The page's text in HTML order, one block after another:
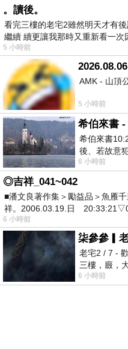
。讀後。
看完三樓的老宅2雖然明天才有
繼續 續更讓我那時又重新看一
有
5 小時前
2026.08.06
AMK - 山頂
5 小時前
希伯來書
希伯來書
後、若故意
有戰懼等候
6 小時前
◎吉祥_041~042
■潘文良著作集＞勵益品＞魚雁
祥。2006.03.19.日
6 小時前
柒參參▎
老宅2 / 7 -
三樓，廄，
個人整整齊
6 小時前